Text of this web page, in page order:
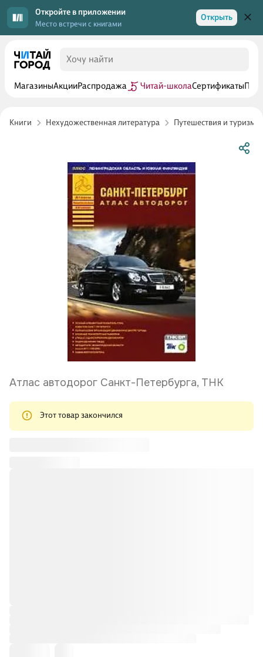
Откройте в приложении
Место встречи с книгами
Открыть
МагазиныАкцииРаспродажа Читай-школаСертификаты
Книги Нехудожественная литература Путешествия и туризм
Атлас автодорог Санкт-Петербурга, ТНК
Этот товар закончился